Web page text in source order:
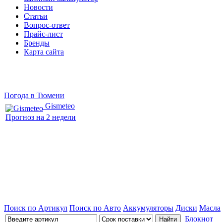
Новости
Статьи
Вопрос-ответ
Прайс-лист
Бренды
Карта сайта
Погода в Тюмени
Gismeteo
Прогноз на 2 недели
Поиск по Артикул Поиск по Авто Аккумуляторы Диски Масла
Блокнот